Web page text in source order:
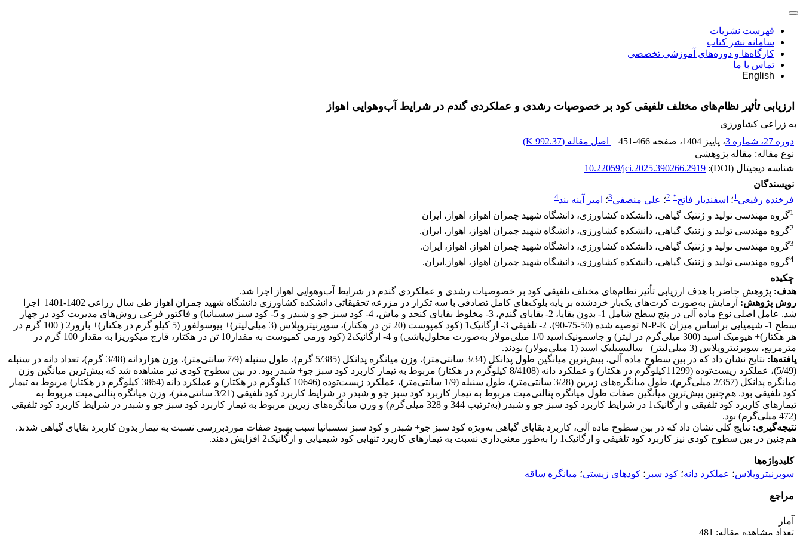
فهرست نشریات
سامانه نشر کتاب
کارگاه‌ها و دوره‌های آموزشی تخصصی
تماس با ما
English
ارزیابی تأثیر نظام‌های مختلف تلفیقی کود بر خصوصیات رشدی و عملکردی گندم در شرایط ‏آب‌وهوایی اهواز
به زراعی کشاورزی
دوره 27، شماره 3
، پاییز 1404 ، صفحه 451-466 اصل مقاله (992.37 K
)
نوع مقاله: مقاله پژوهشی
شناسه دیجیتال (DOI):
10.22059/jci.2025.390266.2919
نویسندگان
فرخنده رفیعی1؛ اسفندیار فاتح*
2؛ علی منصفی3؛ امیر آینه بند4
1گروه مهندسی تولید و ژنتیک گیاهی، دانشکده کشاورزی، دانشگاه شهید چمران اهواز، اهواز، ایران
2گروه مهندسی تولید و ژنتیک گیاهی، دانشکده کشاورزی، دانشگاه شهید چمران اهواز، اهواز، ایران.
3گروه مهندسی تولید و ژنتیک گیاهی، دانشکده کشاورزی، دانشگاه شهید چمران اهواز. اهواز، ایران.
4گروه مهندسی تولید و ژنتیک گیاهی، دانشکده کشاورزی، دانشگاه شهید چمران اهواز، اهواز.ایران.
چکیده
هدف: پژوهش حاضر با هدف ارزیابی تأثیر نظام‌های مختلف تلفیقی کود بر خصوصیات رشدی و عملکردی گندم در شرایط آب‌وهوایی اهواز اجرا شد.
روش پژوهش:
آزمایش به‌صورت کرت‌های یک‌بار خردشده بر پایه بلوک‌های کامل تصادفی با سه تکرار در مزرعه تحقیقاتی دانشکده کشاورزی دانشگاه شهید چمران اهواز طی سال زراعی 1402-1401 اجرا
شد. عامل اصلی نوع ماده آلی در پنج سطح شامل 1-­ بدون بقایا، 2- بقایای گندم، 3- مخلوط بقایای کنجد و ماش، 4- کود سبز جو و شبدر و 5- کود سبز سسبانیا) و فاکتور فرعی روش‌های مدیریت کود در چهار
سطح 1-­ شیمیایی براساس میزان N-P-K توصیه شده (50-75-90)، 2- تلفیقی 3- ارگانیک1 (کود کمپوست (20 تن در هکتار)، سوپرنیتروپلاس (3 میلی‌لیتر)+ بیوسولفور (5 کیلو گرم در هکتار)+ بارور2 ( 100 گرم در
هر هکتار)+ هیومیک اسید (300 میلی‌گرم در لیتر) و جاسمونیک‌اسید 1/0 میلی‌مولار به‌صورت محلول‌پاشی) و 4- ارگانیک2 (کود ورمی کمپوست به مقدار10 تن در هکتار، قارچ میکوریزا به مقدار 100 گرم در
مترمربع، سوپرنیتروپلاس (3 میلی‌لیتر)+ سالیسیلیک اسید (1 میلی‌مولار) بودند.
یافتهها:
نتایج نشان داد که در بین سطوح ماده آلی، بیش‌ترین میانگین طول پدانکل (3/34 سانتی‌متر)، وزن میانگره پدانکل (5/385 گرم)، طول سنبله (7/9 سانتی‌متر)، وزن هزاردانه (3/48 گرم)، تعداد دانه در سنبله
(5/49)، عملکرد زیست‌توده (11299کیلوگرم در هکتار) و عملکرد دانه (8/4108 کیلوگرم در هکتار) مربوط به تیمار کاربرد کود سبز جو+ شبدر بود. در بین سطوح کودی نیز مشاهده شد که بیش‌ترین میانگین وزن
میانگره پدانکل (2/357 میلی‌گرم)، طول میانگره‌های زیرین (3/28 سانتی‌متر)، طول سنبله (1/9 سانتی‌متر)، عملکرد زیست‌توده (10646 کیلوگرم در هکتار) و عملکرد دانه (3864 کیلوگرم در هکتار) مربوط به تیمار
کود تلفیقی بود. هم‌چنین بیش‌ترین میانگین صفات طول میانگره پنالتی‌میت مربوط به تیمار کاربرد کود سبز جو و شبدر در شرایط کاربرد کود تلفیقی (3/21 سانتی‌متر)، وزن میانگره پنالتی‌میت مربوط به
تیمارهای کاربرد کود تلفیقی و ارگانیک1 در شرایط کاربرد کود سبز جو و شبدر (به‌ترتیب 344 و 328 میلی‌گرم) و وزن میانگره‌های زیرین مربوط به تیمار کاربرد کود سبز جو و شبدر در شرایط کاربرد کود تلفیقی
(472 میلی‌گرم) بود.
نتیجه‌گیری: نتایج کلی نشان داد که در بین سطوح ماده آلی، کاربرد بقایای گیاهی به‌ویژه کود سبز جو+ شبدر و کود سبز سسبانیا سبب بهبود صفات موردبررسی نسبت به تیمار بدون کاربرد بقایای گیاهی شدند.
هم‌چنین در بین سطوح کودی نیز کاربرد کود تلفیقی و ارگانیک1 را به‌طور معنی‌داری نسبت به تیمارهای کاربرد تنهایی کود شیمیایی و ارگانیک2 افزایش دهند.
کلیدواژه‌ها
سوپرنیتروپلاس؛ عملکرد دانه؛ کود سبز ؛ کودهای زیستی؛ میانگره ساقه
مراجع
آمار
تعداد مشاهده مقاله: 481